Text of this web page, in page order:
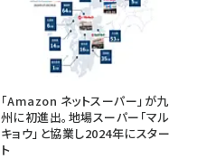
「Amazon ネットスーパー」が九
州に初進出。地場スーパー「マル
キョウ」と協業し2024年にスター
ト